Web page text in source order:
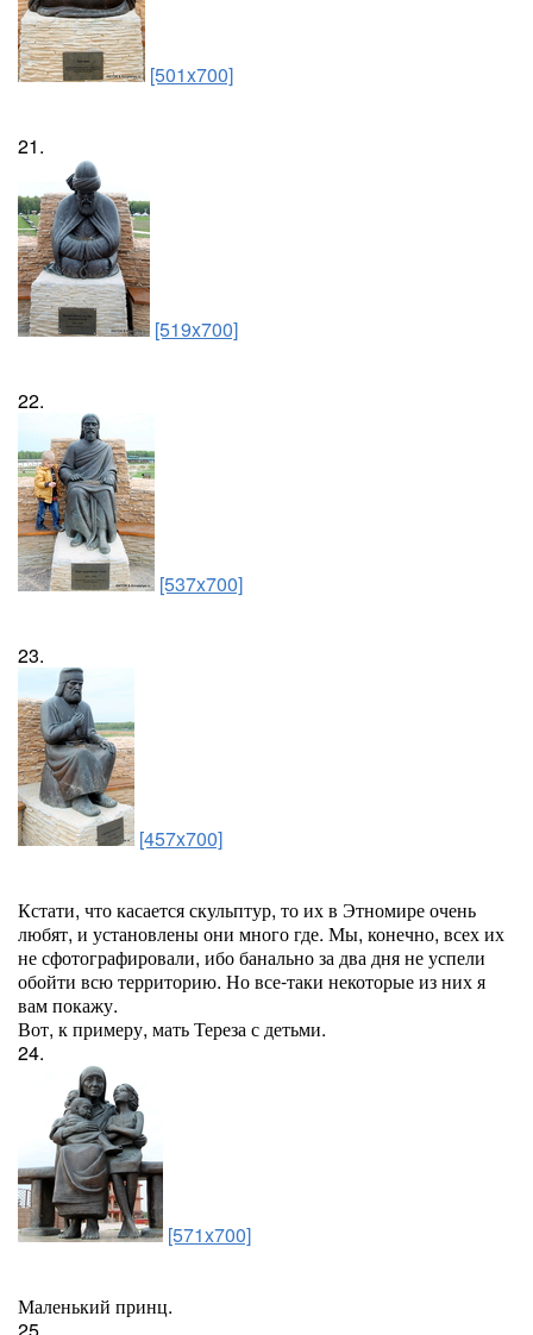
[501x700]
21.
[519x700]
22.
[537x700]
23.
[457x700]
Кстати, что касается скульптур, то их в Этномире очень
любят, и установлены они много где. Мы, конечно, всех их
не сфотографировали, ибо банально за два дня не успели
обойти всю территорию. Но все-таки некоторые из них я
вам покажу.
Вот, к примеру, мать Тереза с детьми.
24.
[571x700]
Маленький принц.